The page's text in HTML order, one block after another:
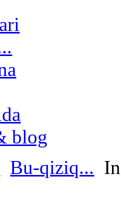
blog
Bu-qiziq...